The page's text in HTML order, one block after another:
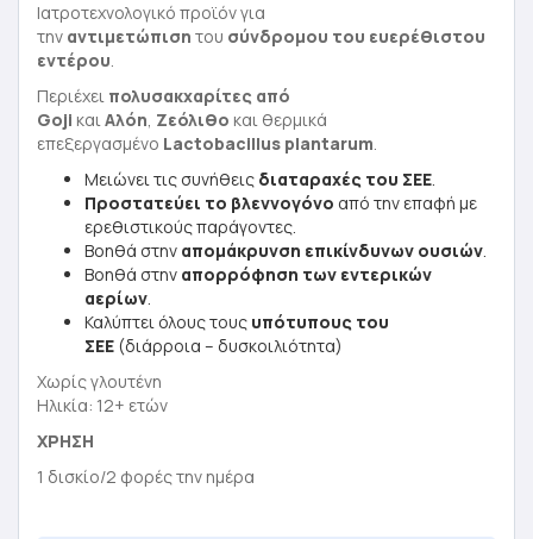
Ιατροτεχνολογικό προϊόν για
την αντιμετώπιση του σύνδρομου του ευερέθιστου
εντέρου.
Περιέχει πολυσακχαρίτες από
Goji καιΑλόη, Ζεόλιθο και θερμικά
επεξεργασμένο Lactobacillus plantarum.
Μειώνει τις συνήθεις διαταραχές του ΣΕΕ.
Προστατεύει το βλεννογόνο από την επαφή με
ερεθιστικούς παράγοντες.
Βοηθά στην απομάκρυνση επικίνδυνων ουσιών.
Βοηθά στην απορρόφηση των εντερικών
αερίων.
Καλύπτει όλους τους υπότυπους του
ΣΕΕ (διάρροια – δυσκοιλιότητα)
Χωρίς γλουτένη
Ηλικία: 12+ ετών
ΧΡΗΣΗ
1 δισκίο/2 φορές την ημέρα